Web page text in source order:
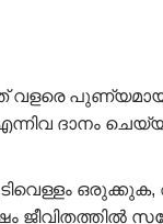
വളരെ
ദാനം